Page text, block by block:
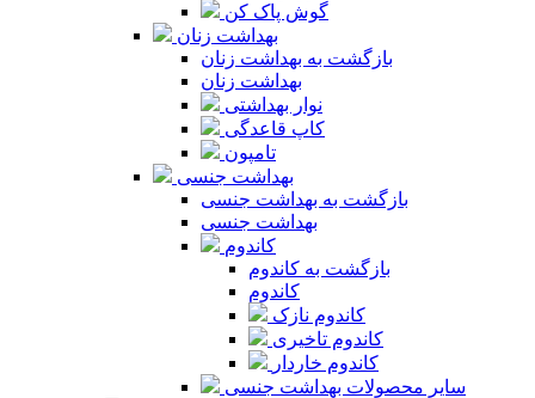
گوش پاک کن
بهداشت زنان
بازگشت به بهداشت زنان
بهداشت زنان
نوار بهداشتی
کاپ قاعدگی
تامپون
بهداشت جنسی
بازگشت به بهداشت جنسی
بهداشت جنسی
کاندوم
بازگشت به کاندوم
کاندوم
کاندوم نازک
کاندوم تاخیری
کاندوم خاردار
سایر محصولات بهداشت جنسی